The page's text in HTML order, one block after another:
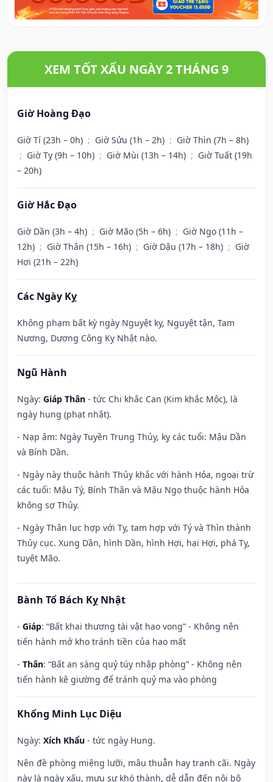
XEM TỐT XẤU NGÀY 2 THÁNG 9
Giờ Hoàng Đạo
Giờ Tí (23h – 0h) ; Giờ Sửu (1h – 2h) ; Giờ Thìn (7h – 8h)
; Giờ Tỵ (9h – 10h) ; Giờ Mùi (13h – 14h) ; Giờ Tuất (19h
– 20h)
Giờ Hắc Đạo
Giờ Dần (3h – 4h) ; Giờ Mão (5h – 6h) ; Giờ Ngọ (11h –
12h) ; Giờ Thân (15h – 16h) ; Giờ Dậu (17h – 18h) ; Giờ
Hợi (21h – 22h)
Các Ngày Kỵ
Không phạm bất kỳ ngày Nguyệt kỵ, Nguyệt tận, Tam
Nương, Dương Công Kỵ Nhật nào.
Ngũ Hành
Ngày: Giáp Thân - tức Chi khắc Can (Kim khắc Mộc), là
ngày hung (phạt nhật).
- Nạp âm: Ngày Tuyền Trung Thủy, kỵ các tuổi: Mậu Dần
và Bính Dần.
- Ngày này thuộc hành Thủy khắc với hành Hỏa, ngoại trừ
các tuổi: Mậu Tý, Bính Thân và Mậu Ngọ thuộc hành Hỏa
không sợ Thủy.
- Ngày Thân lục hợp với Tỵ, tam hợp với Tý và Thìn thành
Thủy cục. Xung Dần, hình Dần, hình Hợi, hại Hợi, phá Tỵ,
tuyệt Mão.
Bành Tổ Bách Kỵ Nhật
- Giáp: “Bất khai thương tài vật hao vong” - Không nên
tiến hành mở kho tránh tiền của hao mất
- Thân: “Bất an sàng quỷ túy nhập phòng” - Không nên
tiến hành kê giường để tránh quỷ ma vào phòng
Khổng Minh Lục Diệu
Ngày: Xích Khẩu - tức ngày Hung.
Nên đề phòng miệng lưỡi, mâu thuẫn hay tranh cãi. Ngày
này là ngày xấu, mưu sự khó thành, dễ dẫn đến nội bộ